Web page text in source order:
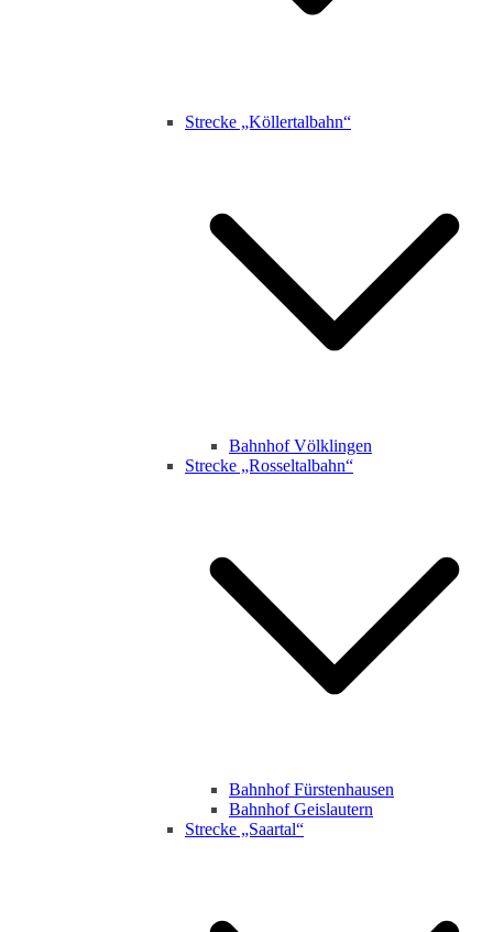
Strecke „Köllertalbahn“
Bahnhof Völklingen
Strecke „Rosseltalbahn“
Bahnhof Fürstenhausen
Bahnhof Geislautern
Strecke „Saartal“